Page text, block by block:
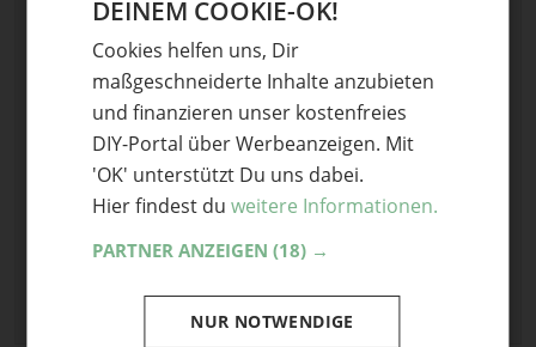
Optional: Foto teilen
Keine Datei ausgewählt
Maximale Dateigröße: 8 MB.
DEINEM COOKIE-OK!
Cookies helfen uns, Dir
maßgeschneiderte Inhalte anzubieten
und finanzieren unser kostenfreies
DIY-Portal über Werbeanzeigen. Mit
'OK' unterstützt Du uns dabei.
Hier findest du weitere Informationen.
PARTNER ANZEIGEN (18) →
NUR NOTWENDIGE